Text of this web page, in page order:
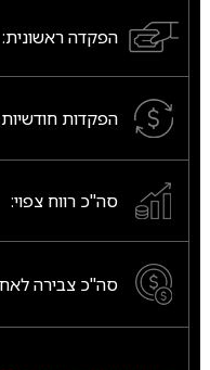
הפקדה ראשונית:
הפקדות
סה"כ רווח צפוי:
סה"כ צבירה